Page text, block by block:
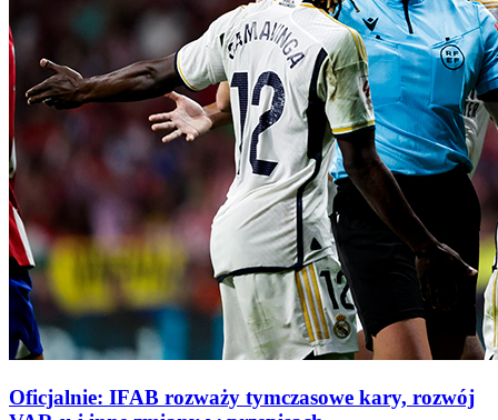
Oficjalnie: IFAB rozważy tymczasowe kary, rozwój